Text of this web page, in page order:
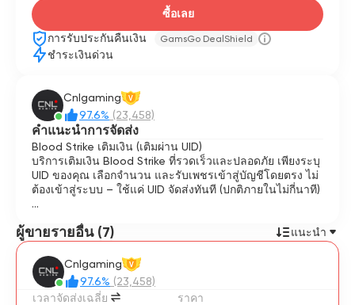
ซื้อเลย
การรับประกันคืนเงิน GamsGo DealShield
ชำระเงินด่วน
Cnlgaming V
97.6% (23,458)
คำแนะนำการจัดส่ง
Blood Strike เติมเงิน (เติมผ่าน UID)
บริการเติมเงิน Blood Strike ที่รวดเร็วและปลอดภัย เพียงระบุ
UID ของคุณ เลือกจำนวน และรับเพชรเข้าสู่บัญชีโดยตรง ไม่
ต้องเข้าสู่ระบบ – ใช้แค่ UID จัดส่งทันที (ปกติภายในไม่กี่นาที)
✅ ไม่ต้องแชร์บัญชี
ผู้ขายรายอื่น (7) แนะนำ
Cnlgaming V
97.6% (23,458)
เวลาจัดส่งเฉลี่ย
ราคา